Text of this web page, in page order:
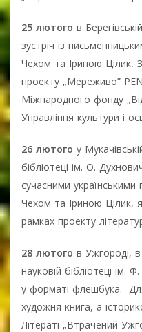
25 лютого в
зустріч із
Чехом та Іриною Цілик.
проекту „Мереживо”
Міжнародного фонду
Управління культури і
26 лютого у
бібліотеці ім. О.
сучасними
Чехом та Іриною Цілик,
рамках проекту
28 лютого в Ужгороді, в
науковій бібліотеці ім.
у форматі флешбука.
художня книга, а
Літераті „Втрачений